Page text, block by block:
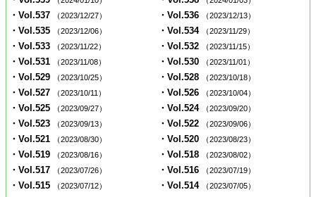
・Vol.537 （2023/12/27） ・Vol.536 （2023/12/13）
・Vol.535 （2023/12/06） ・Vol.534 （2023/11/29）
・Vol.533 （2023/11/22） ・Vol.532 （2023/11/15）
・Vol.531 （2023/11/08） ・Vol.530 （2023/11/01）
・Vol.529 （2023/10/25） ・Vol.528 （2023/10/18）
・Vol.527 （2023/10/11） ・Vol.526 （2023/10/04）
・Vol.525 （2023/09/27） ・Vol.524 （2023/09/20）
・Vol.523 （2023/09/13） ・Vol.522 （2023/09/06）
・Vol.521 （2023/08/30） ・Vol.520 （2023/08/23）
・Vol.519 （2023/08/16） ・Vol.518 （2023/08/02）
・Vol.517 （2023/07/26） ・Vol.516 （2023/07/19）
・Vol.515 （2023/07/12） ・Vol.514 （2023/07/05）